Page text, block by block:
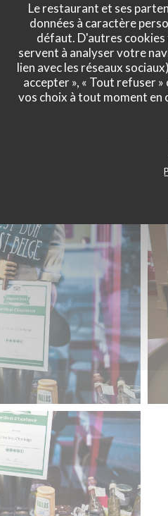
Le restaurant et ses
données à caractère
défaut. D'autres
servent à analyser votre
lien avec les réseaux
accepter », « Tout refuser
vos choix à tout moment en